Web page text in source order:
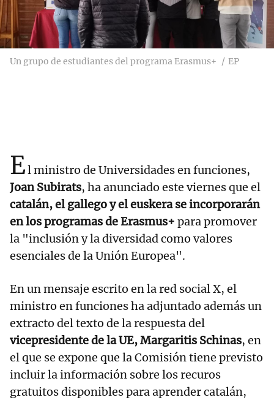
Un grupo de estudiantes del programa Erasmus+ EP
El ministro de Universidades en funciones,
Joan Subirats, ha anunciado este viernes que el
catalán, el gallego y el euskera se incorporarán
en los programas de Erasmus+ para promover
la "inclusión y la diversidad como valores
esenciales de la Unión Europea".
En un mensaje escrito en la red social X, el
ministro en funciones ha adjuntado además un
extracto del texto de la respuesta del
vicepresidente de la UE, Margaritis Schinas, en
el que se expone que la Comisión tiene previsto
incluir la información sobre los recuros
gratuitos disponibles para aprender catalán,